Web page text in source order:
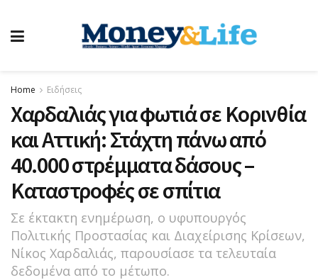
Home Ειδήσεις
Χαρδαλιάς για φωτιά σε Κορινθία
και Αττική: Στάχτη πάνω από
40.000 στρέμματα δάσους –
Καταστροφές σε σπίτια
Σε έκτακτη ενημέρωση, ο υφυπουργός
Πολιτικής Προστασίας και Διαχείρισης Κρίσεων,
Νίκος Χαρδαλιάς, παρουσίασε τα τελευταία
δεδομένα από το μέτωπο.